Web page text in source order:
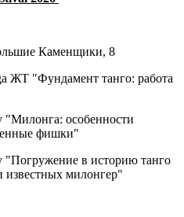
Каменщики, 8
ЖТ "Фундамент танго: работа
"Милонга: особенности
фишки"
в историю танго
милонгер"